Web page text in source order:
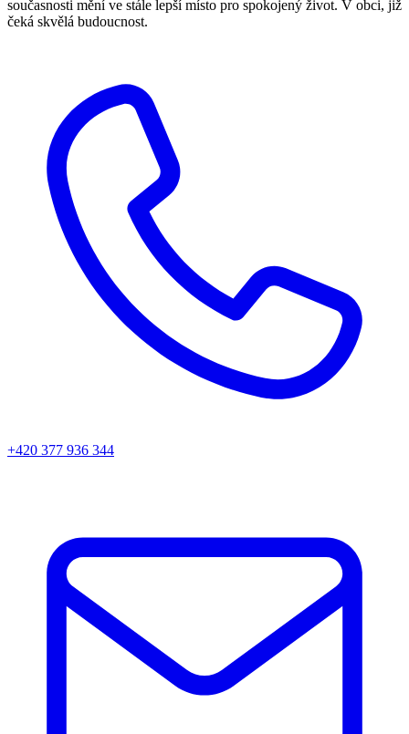
současnosti mění ve stále lepší místo pro spokojený život. V obci, již
čeká skvělá budoucnost.
+420 377 936 344